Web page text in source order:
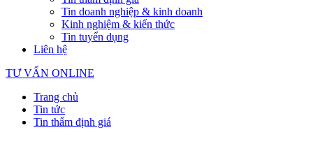
Tin doanh nghiệp & kinh doanh
Kinh nghiệm & kiến thức
Tin tuyển dụng
Liên hệ
TƯ VẤN ONLINE
Trang chủ
Tin tức
Tin thẩm định giá